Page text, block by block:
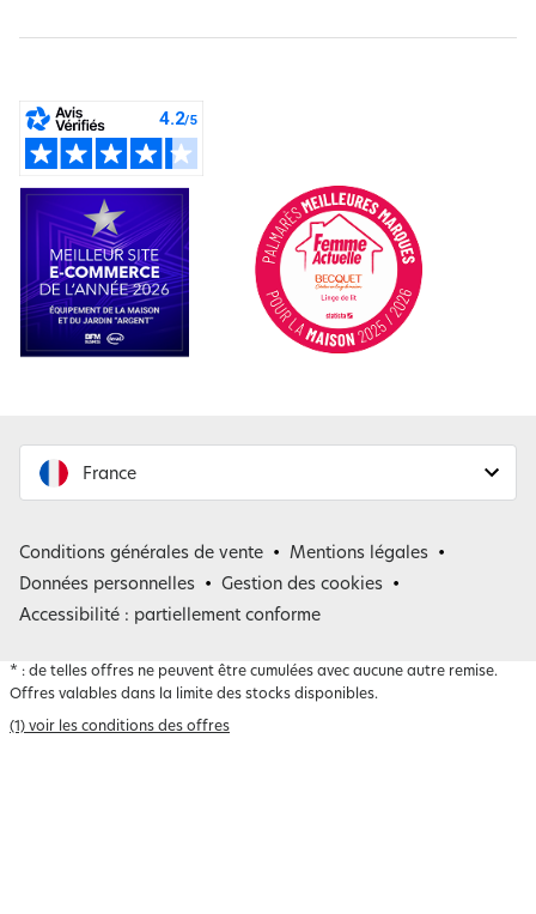
France
Belgique
Conditions générales de vente
Mentions légales
Données personnelles
Gestion des cookies
Accessibilité : partiellement conforme
* : de telles offres ne peuvent être cumulées avec aucune autre remise.
Offres valables dans la limite des stocks disponibles.
(1) voir les conditions des offres